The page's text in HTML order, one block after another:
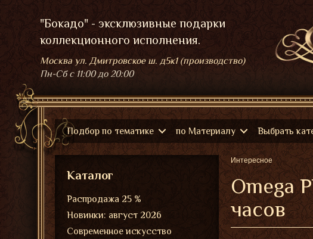
"Бокадо" - эксклюзивные подарки
коллекционного исполнения.
Москва ул. Дмитровское ш. д5к1 (производство)
Пн-Сбс 11:00 до 20:00
Подбор по тематике по Материалу Выбрать
Интересное
Omega
часов
Каталог
Распродажа 25 %
Новинки: август 2026
Современное искусство